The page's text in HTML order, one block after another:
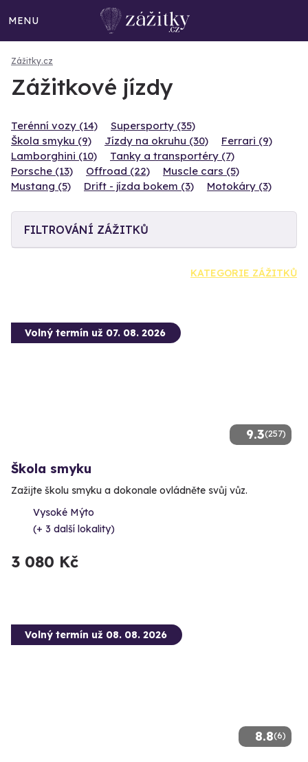
MENU
Zážitky.cz
Zážitkové jízdy
Terénní vozy (14)
Supersporty (35)
Škola smyku (9)
Jízdy na okruhu (30)
Ferrari (9)
Lamborghini (10)
Tanky a transportéry (7)
Porsche (13)
Offroad (22)
Muscle cars (5)
Mustang (5)
Drift - jízda bokem (3) Motokáry (3)
FILTROVÁNÍ ZÁŽITKŮ
KATEGORIE ZÁŽITKŮ
9.3(257)
Volný termín už 07. 08. 2026
Škola smyku
Zažijte školu smyku a dokonale ovládněte svůj vůz.
Vysoké Mýto
(+ 3 další lokality)
3 080 Kč
8.8(6)
Volný termín už 08. 08. 2026